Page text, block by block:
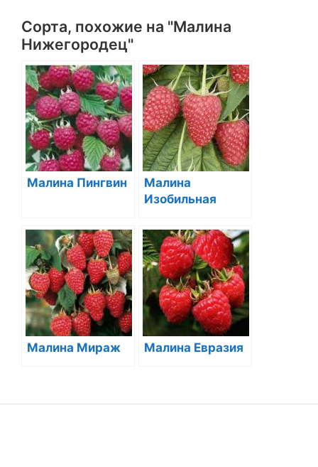
Сорта, похожие на "Малина
Нижегородец"
Малина Пингвин
Малина
Изобильная
Малина Мираж Малина Евразия